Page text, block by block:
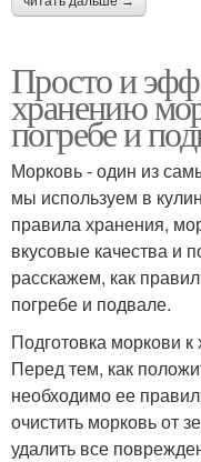
Просто и
хранению
погребе и
Морковь - один из
мы используем в
правила хранения,
вкусовые качества и
расскажем, как
погребе и подвале.
Подготовка моркови
Перед тем, как
необходимо ее
очистить морковь от
удалить все